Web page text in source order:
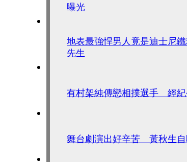
曝光
地表最強悍男人竟是迪士尼
先生
有村架純傳戀相撲選手 經
舞台劇演出好辛苦 黃秋生